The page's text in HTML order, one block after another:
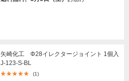
矢崎化工 Φ28イレクタージョイント 1個入
J-123-S-BL
(1)